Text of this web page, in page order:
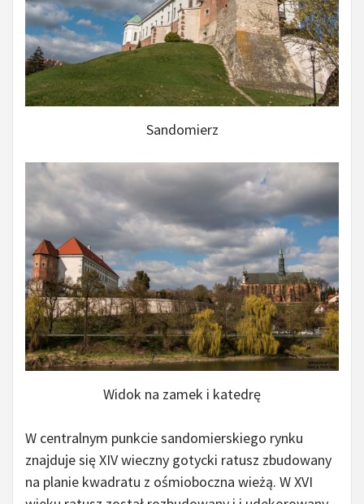
Sandomierz
Widok na zamek i katedrę
W centralnym punkcie sandomierskiego rynku
znajduje się XIV wieczny gotycki ratusz zbudowany
na planie kwadratu z ośmioboczna wieżą. W XVI